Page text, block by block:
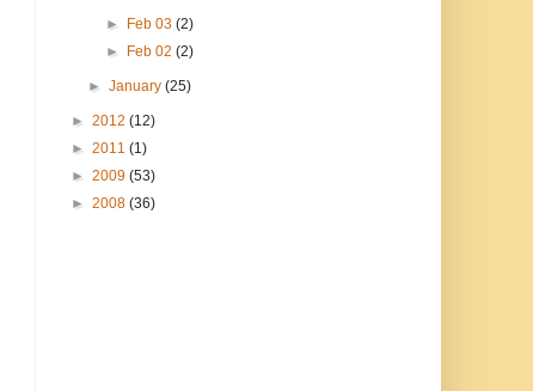
► Feb 03 (2)
► Feb 02 (2)
►January(25)
► 2012 (12)
► 2011 (1)
► 2009 (53)
► 2008 (36)